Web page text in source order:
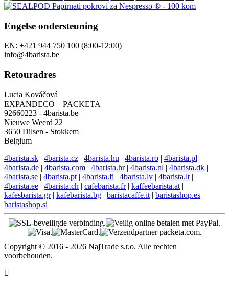
Engelse ondersteuning
EN: +421 944 750 100 (8:00-12:00)
info@4barista.be
Retouradres
EXPANDECO – PACKETA
92660223 - 4barista.be
Nieuwe Weerd 22
3650 Dilsen - Stokkem